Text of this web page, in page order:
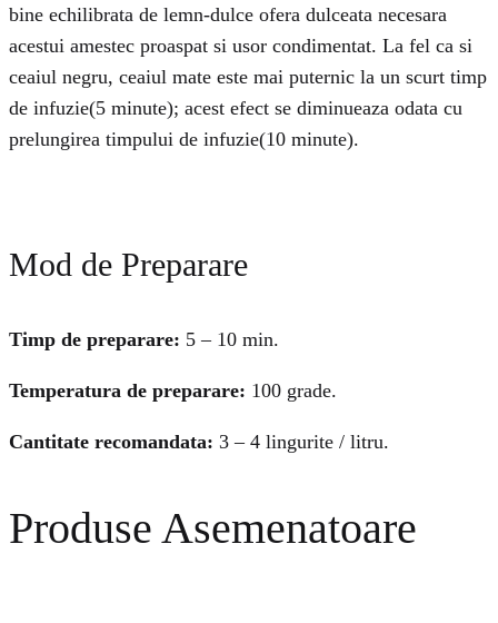
bine echilibrata de lemn-dulce ofera dulceata necesara
acestui amestec proaspat si usor condimentat. La fel ca si
ceaiul negru, ceaiul mate este mai puternic la un scurt timp
de infuzie(5 minute); acest efect se diminueaza odata cu
prelungirea timpului de infuzie(10 minute).
Mod de Preparare
Timp de preparare: 5 – 10 min.
Temperatura de preparare: 100 grade.
Cantitate recomandata: 3 – 4 lingurite / litru.
Produse Asemenatoare